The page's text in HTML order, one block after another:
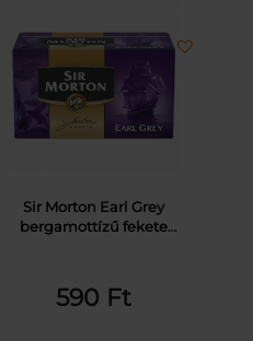
Sir Morton Earl Grey
bergamottízű fekete
590 Ft